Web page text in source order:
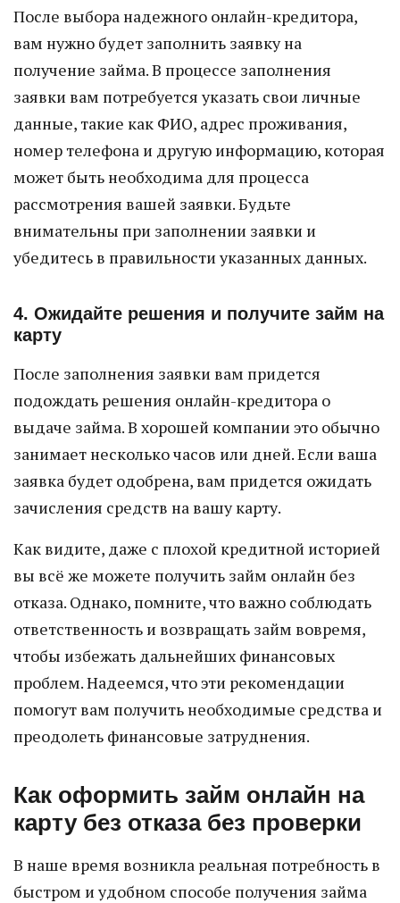
После выбора надежного онлайн-кредитора,
вам нужно будет заполнить заявку на
получение займа. В процессе заполнения
заявки вам потребуется указать свои личные
данные, такие как ФИО, адрес проживания,
номер телефона и другую информацию, которая
может быть необходима для процесса
рассмотрения вашей заявки. Будьте
внимательны при заполнении заявки и
убедитесь в правильности указанных данных.
4. Ожидайте решения и получите займ на
карту
После заполнения заявки вам придется
подождать решения онлайн-кредитора о
выдаче займа. В хорошей компании это обычно
занимает несколько часов или дней. Если ваша
заявка будет одобрена, вам придется ожидать
зачисления средств на вашу карту.
Как видите, даже с плохой кредитной историей
вы всё же можете получить займ онлайн без
отказа. Однако, помните, что важно соблюдать
ответственность и возвращать займ вовремя,
чтобы избежать дальнейших финансовых
проблем. Надеемся, что эти рекомендации
помогут вам получить необходимые средства и
преодолеть финансовые затруднения.
Как оформить займ онлайн на
карту без отказа без проверки
В наше время возникла реальная потребность в
быстром и удобном способе получения займа